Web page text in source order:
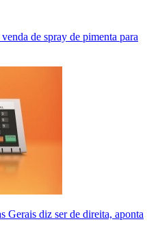
de spray de pimenta para
Gerais diz ser de direita, aponta